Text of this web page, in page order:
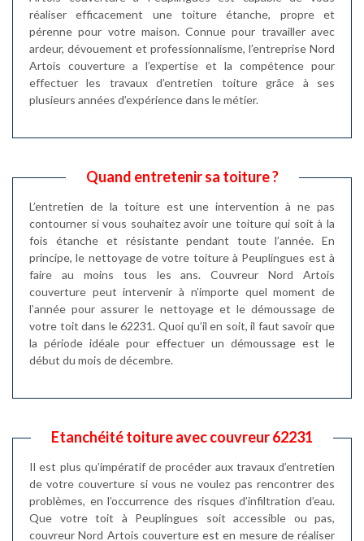
réaliser efficacement une toiture étanche, propre et
pérenne pour votre maison. Connue pour travailler avec
ardeur, dévouement et professionnalisme, l’entreprise Nord
Artois couverture a l’expertise et la compétence pour
effectuer les travaux d’entretien toiture grâce à ses
plusieurs années d’expérience dans le métier.
Quand entretenir sa toiture ?
L’entretien de la toiture est une intervention à ne pas
contourner si vous souhaitez avoir une toiture qui soit à la
fois étanche et résistante pendant toute l’année. En
principe, le nettoyage de votre toiture à Peuplingues est à
faire au moins tous les ans. Couvreur Nord Artois
couverture peut intervenir à n’importe quel moment de
l’année pour assurer le nettoyage et le démoussage de
votre toit dans le 62231. Quoi qu’il en soit, il faut savoir que
la période idéale pour effectuer un démoussage est le
début du mois de décembre.
Etanchéité toiture avec couvreur 62231
Il est plus qu’impératif de procéder aux travaux d’entretien
de votre couverture si vous ne voulez pas rencontrer des
problèmes, en l’occurrence des risques d’infiltration d’eau.
Que votre toit à Peuplingues soit accessible ou pas,
couvreur Nord Artois couverture est en mesure de réaliser